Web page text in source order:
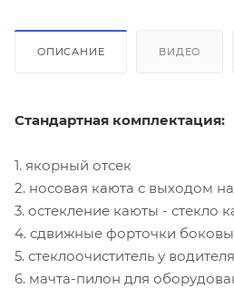
ОПИСАНИЕ ВИДЕО
Стандартная комплектация:
1. якорный отсек
2. носовая каюта с выходом
3. остекление каюты - стекло
4. сдвижные форточки
5. стеклоочиститель у водителя
6. мачта-пилон для